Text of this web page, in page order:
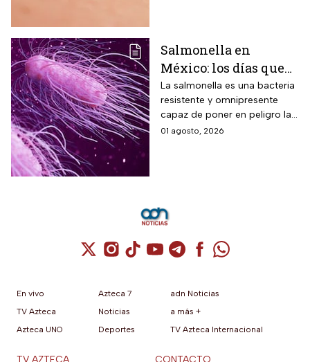
Salmonella en
México: los días que
dura la bacteria en el
cuerpo humano
La salmonella es una bacteria
resistente y omnipresente
capaz de poner en peligro la
vida de una persona
01 agosto, 2026
Cuenta de X / Twitter (se abre en una
Cuenta de Instagram (se abre en una
Cuenta de TikTok (se abre en
Cuenta de YouTube (se abre
Cuenta de Telegram (se
Cuenta de
Cuenta de
En vivo
TV Azteca
Azteca UNO
Azteca 7
Noticias
Deportes
adn Noticias
a más +
TV Azteca Internacional
TV AZTECA CONTACTO